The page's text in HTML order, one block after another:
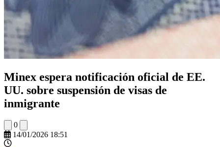
Minex espera notificación oficial de EE.
UU. sobre suspensión de visas de
inmigrante
0
14/01/2026 18:51